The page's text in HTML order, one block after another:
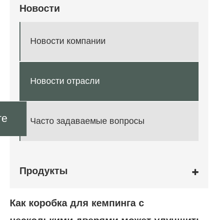
Новости
Новости компании
Новости отрасли
Часто задаваемые вопросы
Продукты
Как коробка для кемпинга с